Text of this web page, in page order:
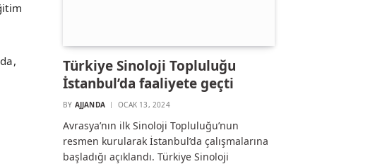
Türkiye Sinoloji Topluluğu
İstanbul’da faaliyete geçti
BY AJJANDA OCAK 13, 2024
Avrasya’nın ilk Sinoloji Topluluğu’nun
resmen kurularak İstanbul’da çalışmalarına
başladığı açıklandı. Türkiye Sinoloji